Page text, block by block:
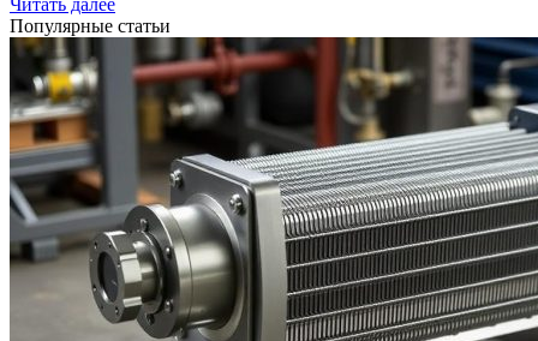
Популярные статьи